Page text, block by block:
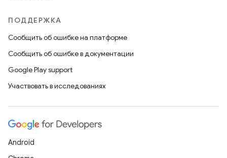
ПОДДЕРЖКА
Сообщить об ошибке на платформе
Сообщить об ошибке в документации
Google Play support
Участвовать в исследованиях
Android